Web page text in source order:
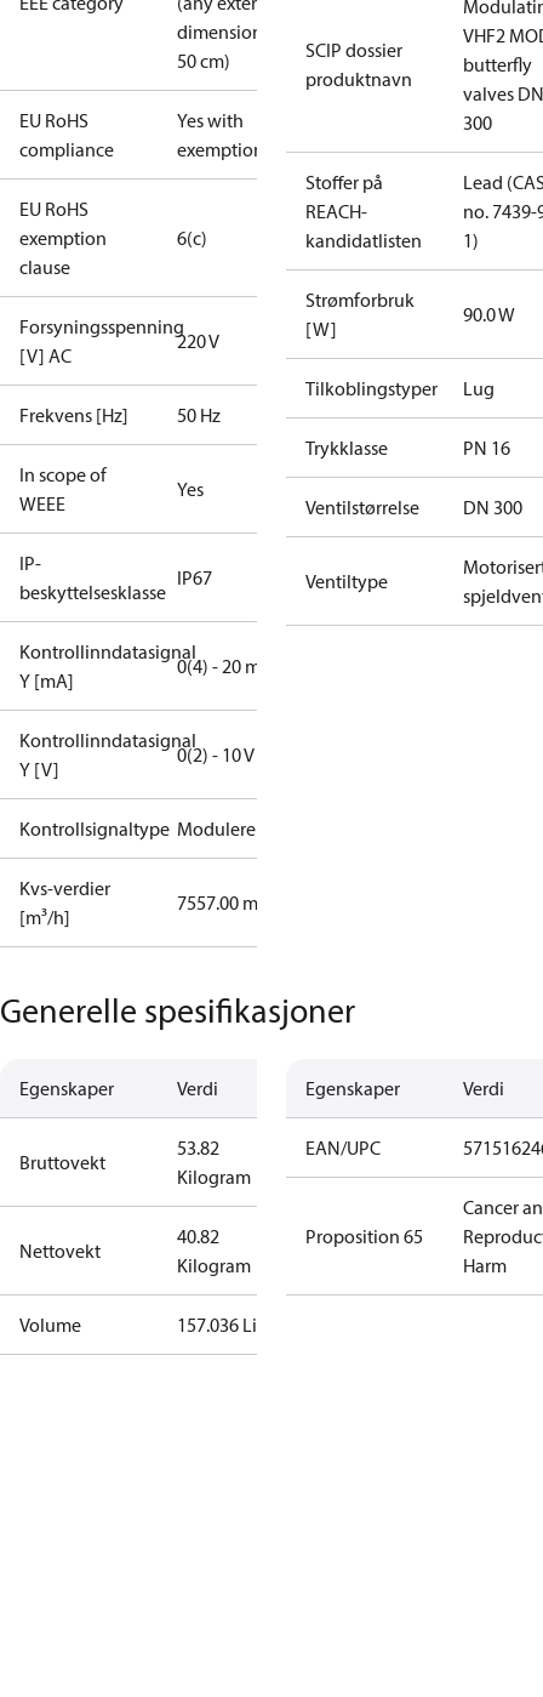
dimension <
50 cm)
EU RoHS
compliance
Yes with
exemptions
EU RoHS
exemption
clause
6(c)
Forsyningsspenning
[V] AC
220 V
Frekvens [Hz] 50 Hz
In scope of
WEEE
Yes
IP-
beskyttelsesklasse
IP67
Kontrollinndatasignal
Y [mA]
0(4) - 20 mA
Kontrollinndatasignal
Y [V]
0(2) - 10 V
Kontrollsignaltype Modulerende
Kvs-verdier
[m³/h]
7557.00 m³/h
SCIP dossier
produktnavn
VHF2
butterfly
valves
300
Stoffer på
REACH-
kandidatlisten
Lead
no. 7439-
1)
Strømforbruk
[W]
90.0 W
Tilkoblingstyper Lug
Trykklasse PN 16
Ventilstørrelse DN 300
Ventiltype
Generelle spesifikasjoner
Egenskaper Verdi
Bruttovekt
53.82
Kilogram
Nettovekt
40.82
Kilogram
Volume 157.036 Liter
Egenskaper Verdi
EAN/UPC
Proposition 65
Cancer
Harm